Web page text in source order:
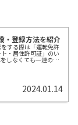
・登録方法を紹介
する際は「運転免許
・居住許可証」のい
しなくても一連のサ
2024.01.14